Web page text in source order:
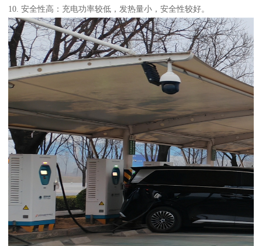
10. 安全性高：充电功率较低，发热量小，安全性较好。